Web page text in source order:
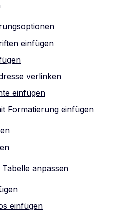
einfügen
verlinken
einfügen
Formatierung einfügen
anpassen
einfügen